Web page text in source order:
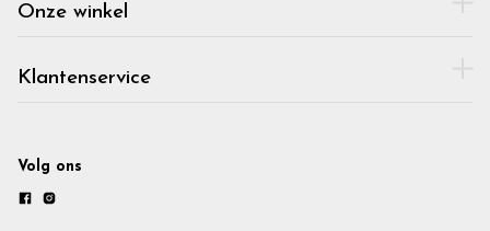
Onze winkel
Klantenservice
Volg ons